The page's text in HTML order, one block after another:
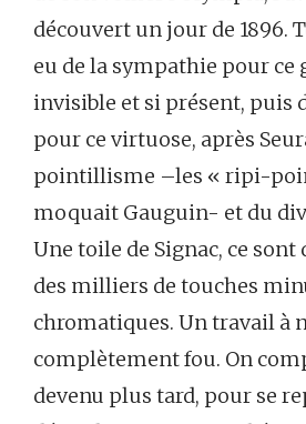
découvert un jour de 1896.
eu de la sympathie pour ce
invisible et si présent, puis
pour ce virtuose, après
pointillisme –les « ripi-
moquait Gauguin- et du
Une toile de Signac, ce
des milliers de touches
chromatiques. Un travail à
complètement fou. On
devenu plus tard, pour se